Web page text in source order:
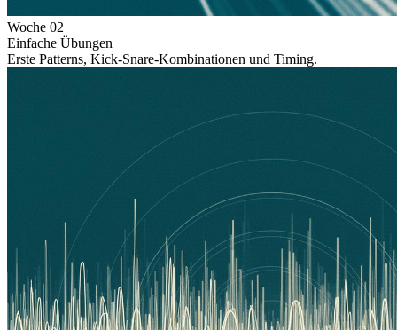
Woche 02
Einfache Übungen
Erste Patterns, Kick-Snare-Kombinationen und Timing.